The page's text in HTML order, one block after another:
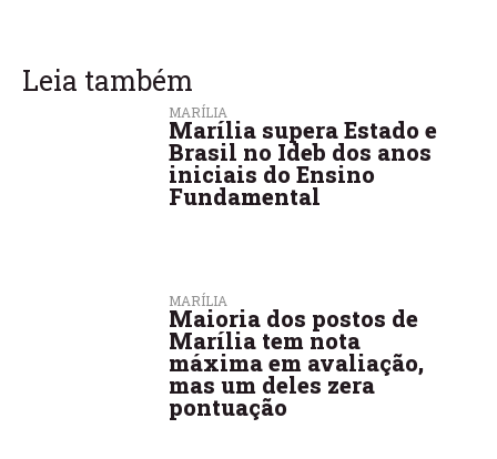
Leia também
MARÍLIA
Marília supera Estado e
Brasil no Ideb dos anos
iniciais do Ensino
Fundamental
MARÍLIA
Maioria dos postos de
Marília tem nota
máxima em avaliação,
mas um deles zera
pontuação